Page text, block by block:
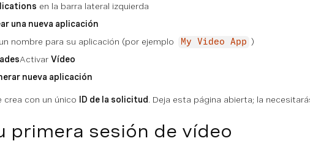
en la barra lateral izquierda
una nueva aplicación
nombre para su aplicación (por ejemplo
My Video App )
Activar Vídeo
nueva aplicación
crea con un único ID de la solicitud. Deja esta página abierta; la
primera sesión de vídeo